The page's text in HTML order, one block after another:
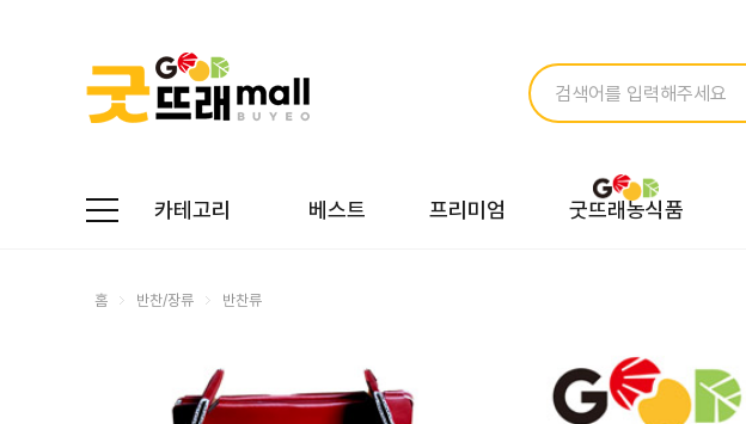
카테고리 베스트 프리미엄 굿뜨래농식품
홈 반찬/장류 반찬류